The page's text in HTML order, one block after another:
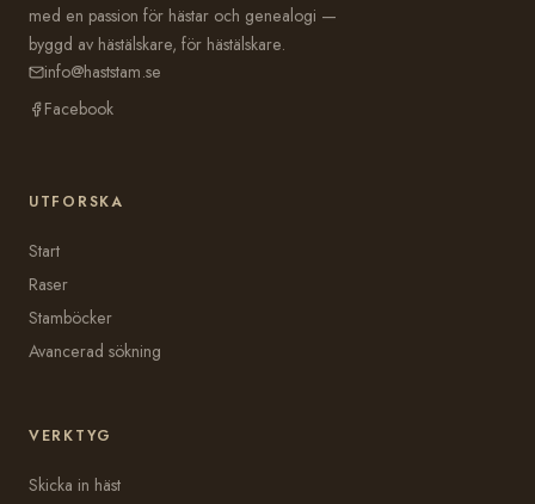
med en passion för hästar och genealogi —
byggd av hästälskare, för hästälskare.
info@haststam.se
Facebook
UTFORSKA
Start
Raser
Stamböcker
Avancerad sökning
VERKTYG
Skicka in häst